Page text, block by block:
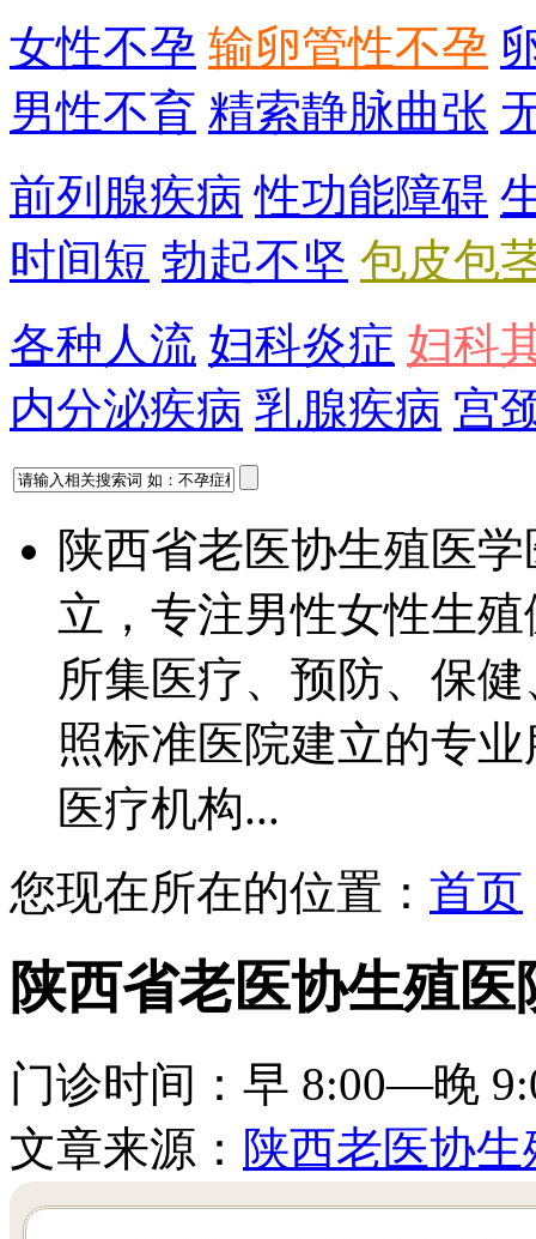
女性不孕 输卵管性不孕
男性不育 精索静脉曲张
前列腺疾病 性功能障碍
时间短 勃起不坚 包皮包
各种人流 妇科炎症 妇科
内分泌疾病 乳腺疾病 宫
陕西省老医协生殖医
立，专注男性女性生
所集医疗、预防、保
照标准医院建立的专
医疗机构...
您现在所在的位置： 首页
陕西省老医协生殖
门诊时间：早 8:00—晚
文章来源： 陕西老医协